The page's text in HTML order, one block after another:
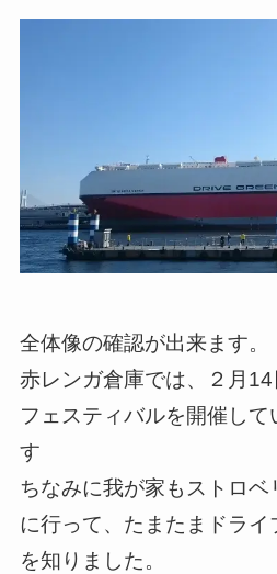
全体像の確認が出来ます。
赤レンガ倉庫では、２月
フェスティバルを開催し
す
ちなみに我が家もストロ
に行って、たまたまドラ
を知りました。